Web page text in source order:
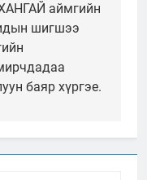
аймгийн
шигшээ
баяр хүргэе.